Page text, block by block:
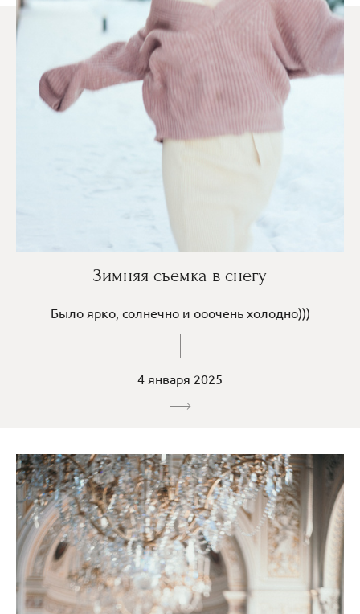
Зимняя съемка в снегу
Было ярко, солнечно и ооочень холодно)))
4 января 2025